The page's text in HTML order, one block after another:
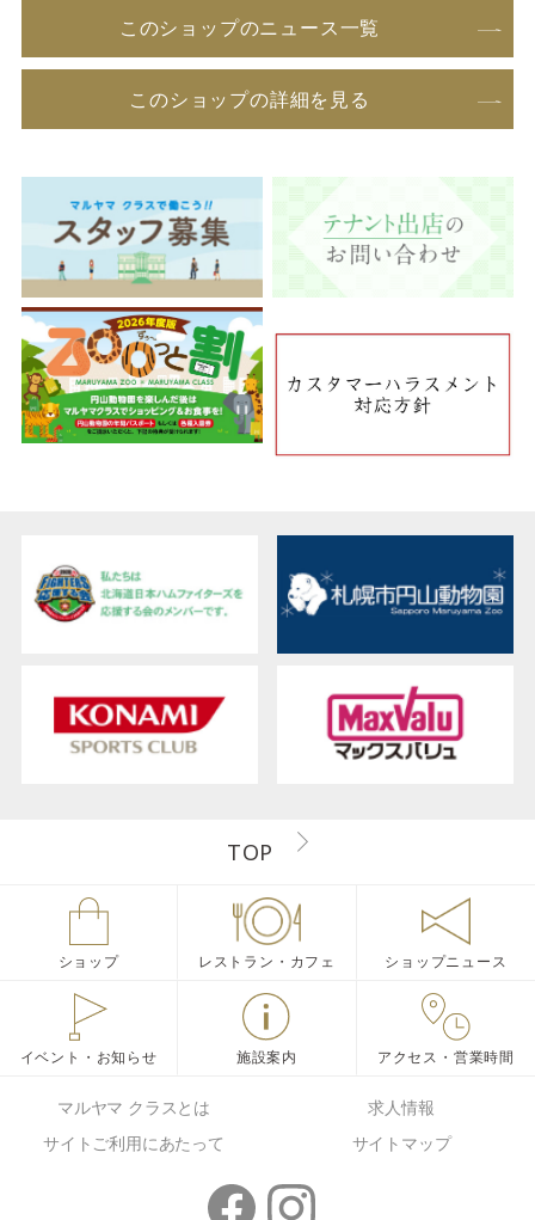
このショップのニュース一覧
このショップの詳細を見る
TOP
ショップ レストラン・カフェ ショップニュース
イベント・お知らせ 施設案内 アクセス・営業時間
マルヤマ クラスとは
求人情報
サイトご利用にあたって
サイトマップ